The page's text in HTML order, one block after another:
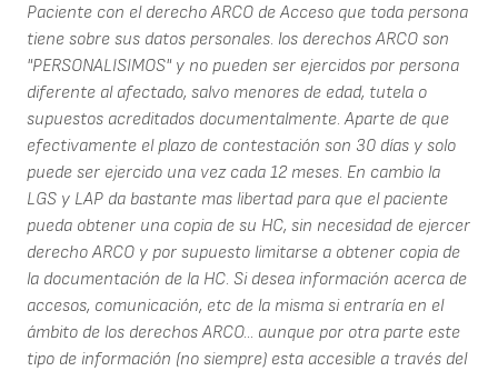
Paciente con el derecho ARCO de Acceso que toda persona
tiene sobre sus datos personales. los derechos ARCO son
"PERSONALISIMOS" y no pueden ser ejercidos por persona
diferente al afectado, salvo menores de edad, tutela o
supuestos acreditados documentalmente. Aparte de que
efectivamente el plazo de contestación son 30 días y solo
puede ser ejercido una vez cada 12 meses. En cambio la
LGS y LAP da bastante mas libertad para que el paciente
pueda obtener una copia de su HC, sin necesidad de ejercer
derecho ARCO y por supuesto limitarse a obtener copia de
la documentación de la HC. Si desea información acerca de
accesos, comunicación, etc de la misma si entraría en el
ámbito de los derechos ARCO... aunque por otra parte este
tipo de información (no siempre) esta accesible a través del